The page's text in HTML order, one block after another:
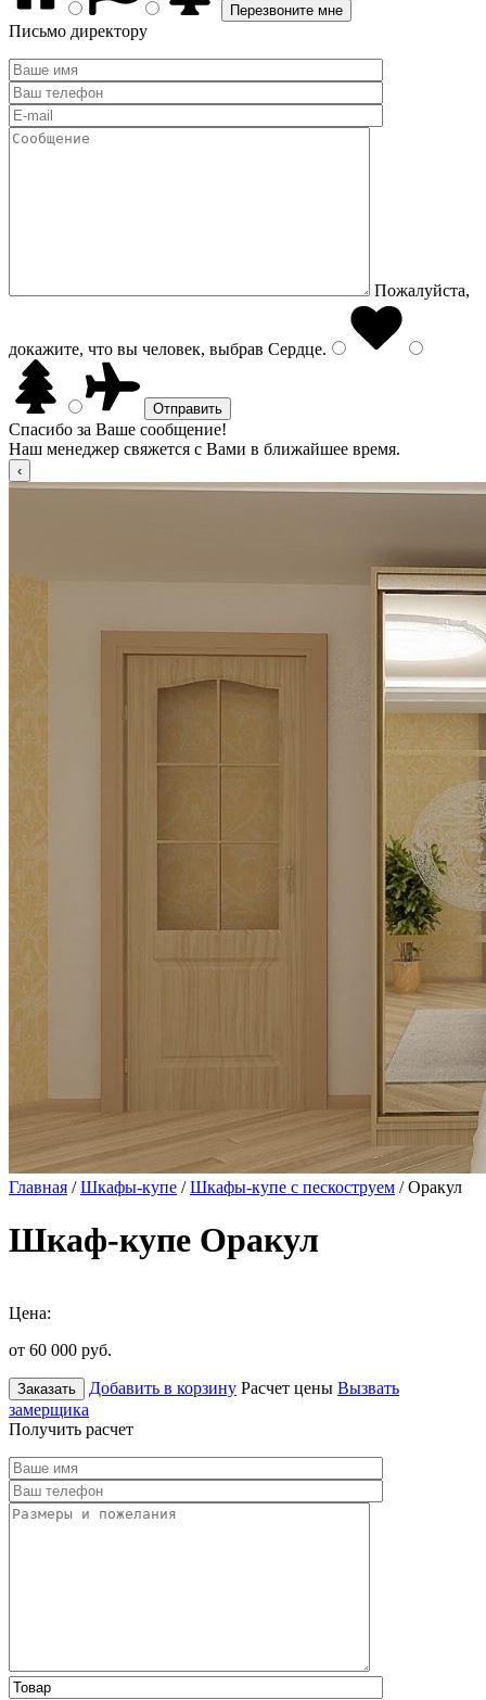
Письмо директору
Пожалуйста,
докажите, что вы человек, выбрав Сердце.
Спасибо за Ваше сообщение!
Наш менеджер свяжется с Вами в ближайшее время.
Главная /Шкафы-купе /Шкафы-купе с пескоструем / Оракул
Шкаф-купе Оракул
Цена:
от 60 000 руб.
Заказать Добавить в корзину Расчет цены Вызвать
замерщика
Получить расчет